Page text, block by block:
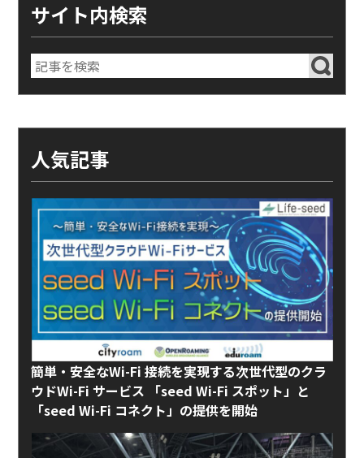
サイト内検索
人気記事
簡単・安全なWi-Fi 接続を実現する次世代型のクラ
ウドWi-Fi サービス 「seed Wi-Fi スポット」と
「seed Wi-Fi コネクト」の提供を開始